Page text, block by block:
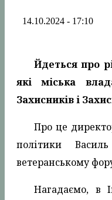
14.10.2024 - 17:10
Йдеться про
які міська
Захисників і
Про це
політики
ветеранському
Нагадаємо, в